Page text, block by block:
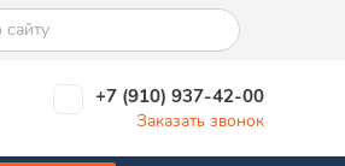
+7 (910) 937-42-00
Заказать звонок